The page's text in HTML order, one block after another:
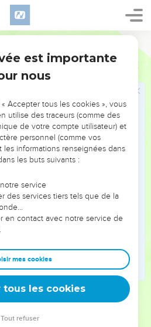
ne soit dévoilée. Comme elle,
les insultes des filles de la Syrie
Philistins, de celles qui tout
de tes actes
abominables, déclare
le Seigneur, l'Eternel : J'agirai
toi qui as ignoré ton
de mon alliance, conclue
et tu en éprouveras un
tu recevras tes sœurs, les
Je te les donnerai pour filles,
alliance.
alliance avec toi, et tu
tout ce que tu as fait, tu te
auras honte et tu n'ouvriras plus
est importante
nous
Accepter tous les cookies », vous
utilise des traceurs (comme des
de votre compte utilisateur) et
personnel (comme vos
informations renseignées dans
les buts suivants :
service
des services tiers tels que de la
en contact avec notre service de
mes cookies
tous les cookies
Tout refuser